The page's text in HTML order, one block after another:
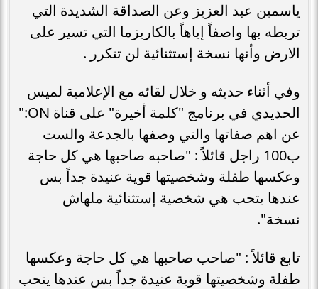
ياسمين عبد العزيز وعن الصداقة الشديدة التي
تربطه بها واصفاً إياهاً بالكاريزما التي تسير على
الارض وأنها نسخة إستثنائية لن تتكرر .
وفي أثناء حديثه و خلال لقائه مع الإعلامية لميس
الحديدي في برنامج "كلمة أخيرة" على قناة ON:"
عن اهم صفاتها والتي وصفها بالجدعة والست
ب100 راجل قائلاً : "صاحبه صاحبها هي كل حاجة
وعكسها طفلة وشخصيتها قوية عنيدة جداً بس
عندها يتحب هي شخصية إستثنائية ملهاش
نسخة".
تابع قائلاً : "صاحب صاحبها هي كل حاجة وعكسها
طفلة وشخصيتها قوية عنيدة جداً بس عندها يتحب